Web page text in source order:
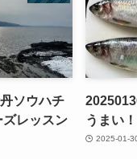
ソウハチ
レッスン
うまい！
2025-01-